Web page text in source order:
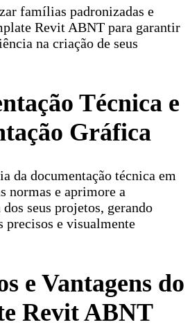
famílias padronizadas e
Revit ABNT para garantir
na criação de seus
Técnica e
Gráfica
da documentação técnica em
normas e aprimore a
seus projetos, gerando
precisos e visualmente
e Vantagens do
Revit ABNT